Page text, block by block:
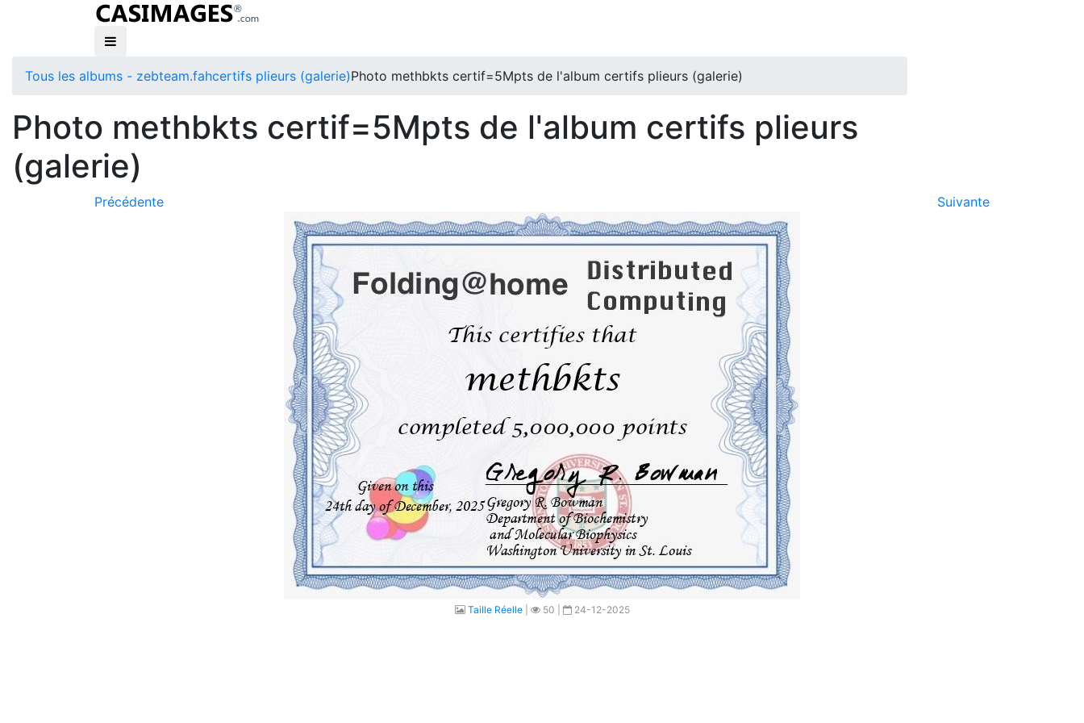
Tous les albums - zebteam.fahcertifs plieurs (galerie)Photo methbkts certif=5Mpts de l'album certifs plieurs (galerie)
Photo methbkts certif=5Mpts de l'album certifs plieurs
(galerie)
Précédente Suivante
Taille Réelle| 50 | 24-12-2025